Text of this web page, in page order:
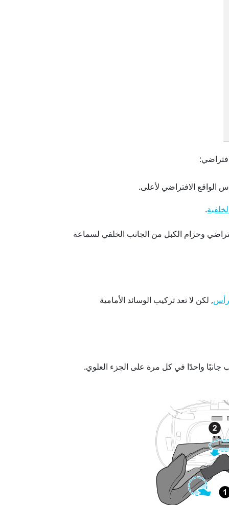
الواقع الافتراضي لأعلى.
.
وحزام الكبل من الجانب الخلفي لسماعة
, لكن لا تعد تركيب الوسائد الأمامية
واحدًا في كل مرة على الجزء العلوي.